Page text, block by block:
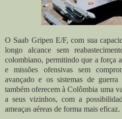
O Saab Gripen E/F, com sua
longo alcance sem
colombiano, permitindo que a força
e missões ofensivas sem
avançado e os sistemas de
também oferecem à Colômbia uma
a seus vizinhos, com a
ameaças aéreas de forma mais eficaz.